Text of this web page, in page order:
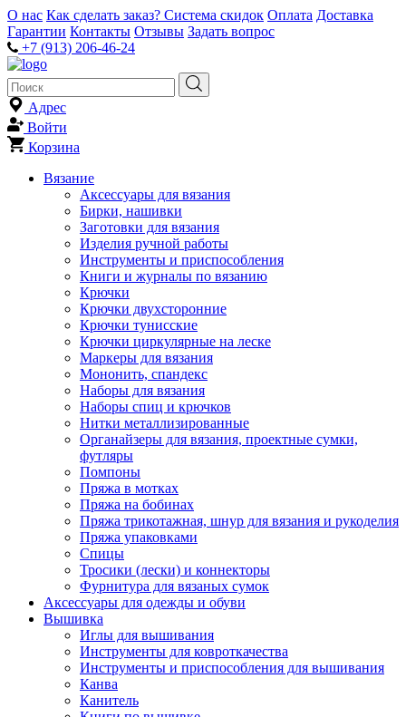
О нас Как сделать заказ? Система скидок Оплата Доставка
Гарантии Контакты Отзывы Задать вопрос
+7 (913) 206-46-24
Адрес
Войти
Корзина
Вязание
Аксессуары для вязания
Бирки, нашивки
Заготовки для вязания
Изделия ручной работы
Инструменты и приспособления
Книги и журналы по вязанию
Крючки
Крючки двухсторонние
Крючки тунисские
Крючки циркулярные на леске
Маркеры для вязания
Мононить, спандекс
Наборы для вязания
Наборы спиц и крючков
Нитки металлизированные
Органайзеры для вязания, проектные сумки,
футляры
Помпоны
Пряжа в мотках
Пряжа на бобинах
Пряжа трикотажная, шнур для вязания и рукоделия
Пряжа упаковками
Спицы
Тросики (лески) и коннекторы
Фурнитура для вязаных сумок
Аксессуары для одежды и обуви
Вышивка
Иглы для вышивания
Инструменты для ковроткачества
Инструменты и приспособления для вышивания
Канва
Канитель